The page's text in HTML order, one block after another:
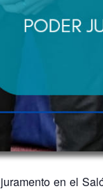
en el